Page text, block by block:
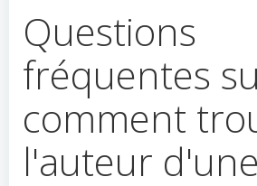
Questions
fréquentes
comment
l'auteur